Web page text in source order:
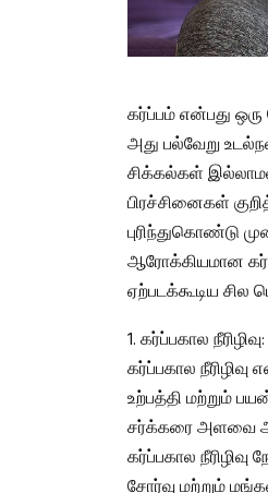
கர்ப்பம் என்பது
அது பல்வேறு
சிக்கல்கள்
பிரச்சினைகள்
புரிந்துகொண்டு
ஆரோக்கியமான
ஏற்படக்கூடிய சில
1. கர்ப்பகால நீரிழிவு:
கர்ப்பகால
உற்பத்தி மற்றும்
சர்க்கரை அளவை
கர்ப்பகால